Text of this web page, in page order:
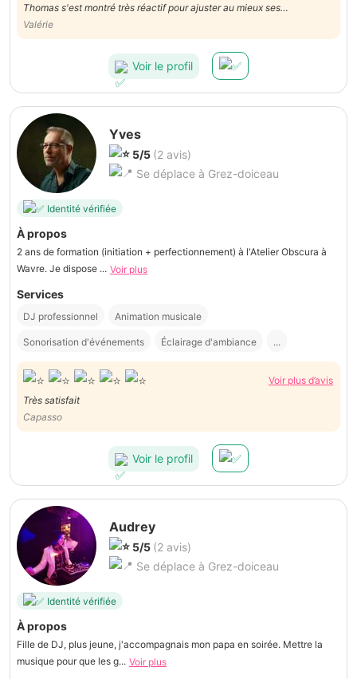
Thomas s'est montré très réactif pour ajuster au mieux ses
compétences à nos besoins. Le jour de la prestation, il était très pro. Il
nous a fournit dans la vidéo dans un délai très court après la
prestation. Je referai appel à lui sans hésiter
Valérie
Voir le profil
Yves
5/5 (2 avis)
Se déplace à Grez-doiceau
Identité vérifiée
À propos
2 ans de formation (initiation + perfectionnement) à l'Atelier Obscura à
Wavre. Je dispose ... Voir plus
Services
DJ professionnel Animation musicale
Sonorisation d'événements Éclairage d'ambiance ...
Voir plus d’avis
Très satisfait
Capasso
Voir le profil
Audrey
5/5 (2 avis)
Se déplace à Grez-doiceau
Identité vérifiée
À propos
Fille de DJ, plus jeune, j'accompagnais mon papa en soirée. Mettre la
musique pour que les g... Voir plus